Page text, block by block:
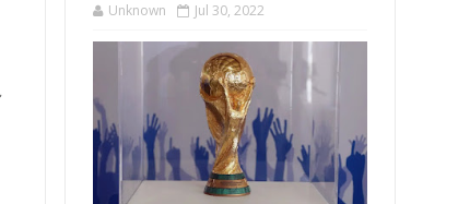
Unknown Jul 30, 2022